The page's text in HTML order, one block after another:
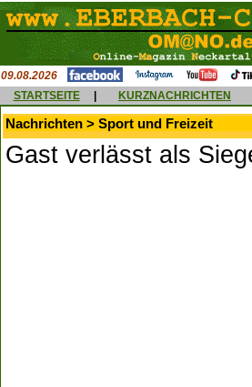
09.08.2026
STARTSEITE
KURZNACHRICHTEN
Nachrichten > Sport und Freizeit
Gast verlässt als